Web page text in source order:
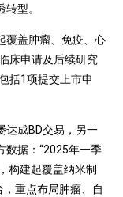
型。
覆盖肿瘤、免疫、心
床申请及后续研究
括1项提交上市申
达成BD交易，另一
数据：“2025年一季
构建起覆盖纳米制
重点布局肿瘤、自